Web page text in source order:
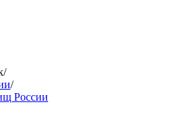
/
/
России